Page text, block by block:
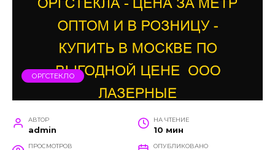
ОРГСТЕКЛО
АВТОР
admin
НА ЧТЕНИЕ
10 мин
ПРОСМОТРОВ ОПУБЛИКОВАНО